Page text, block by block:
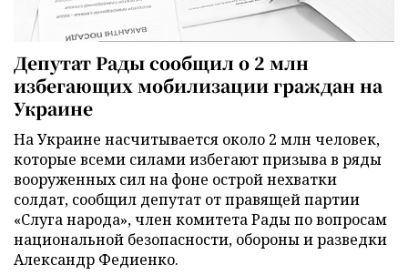
Депутат Рады сообщил о 2 млн
избегающих мобилизации граждан на
Украине
На Украине насчитывается около 2 млн человек,
которые всеми силами избегают призыва в ряды
вооруженных сил на фоне острой нехватки
солдат, сообщил депутат от правящей партии
«Слуга народа», член комитета Рады по вопросам
национальной безопасности, обороны и разведки
Александр Федиенко.